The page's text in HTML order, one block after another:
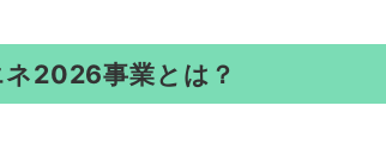
ネ2026事業とは？